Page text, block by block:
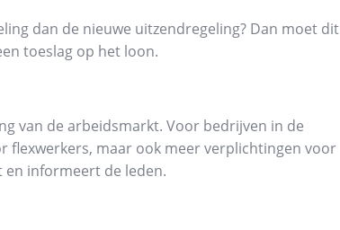
dan de nieuwe uitzendregeling? Dan moet dit
toeslag op het loon.
van de arbeidsmarkt. Voor bedrijven in de
maar ook meer verplichtingen voor
en informeert de leden.